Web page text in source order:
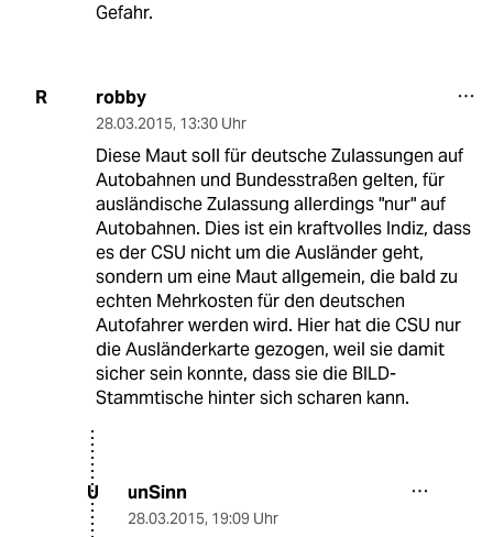
Gefahr.
R robby
28.03.2015, 13:30 Uhr
Diese Maut soll für deutsche Zulassungen auf
Autobahnen und Bundesstraßen gelten, für
ausländische Zulassung allerdings "nur" auf
Autobahnen. Dies ist ein kraftvolles Indiz, dass
es der CSU nicht um die Ausländer geht,
sondern um eine Maut allgemein, die bald zu
echten Mehrkosten für den deutschen
Autofahrer werden wird. Hier hat die CSU nur
die Ausländerkarte gezogen, weil sie damit
sicher sein konnte, dass sie die BILD-
Stammtische hinter sich scharen kann.
U unSinn
28.03.2015, 19:09 Uhr